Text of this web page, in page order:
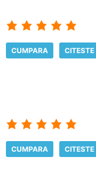
CUMPARA CITESTE
CUMPARA CITESTE